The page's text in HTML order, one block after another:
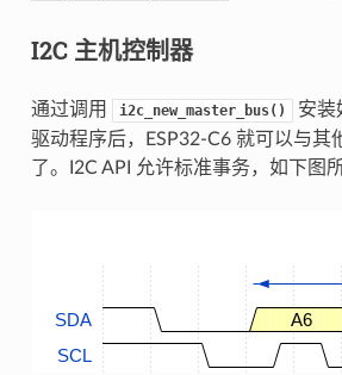
I2C 主机控制器
通过调用 i2c_new_master_bus()
安装
驱动程序后，ESP32-C6 就可以与其
了。I2C API 允许标准事务，如下图所
SDA A6
SCL